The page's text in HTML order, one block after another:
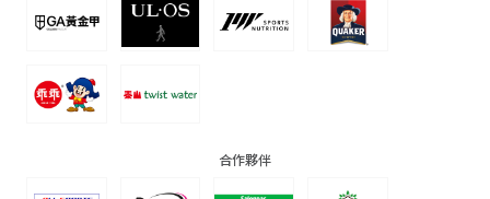
合作夥伴